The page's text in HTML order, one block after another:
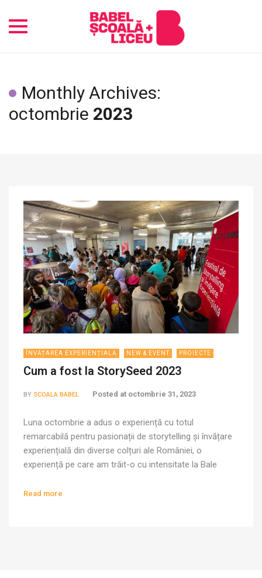
Toggle
Monthly Archives:
octombrie 2023
ÎNVĂȚAREA EXPERIENȚIALĂ NEW & EVENT PROIECTE
Cum a fost la StorySeed 2023
BY SCOALA BABEL Posted at octombrie 31, 2023
Luna octombrie a adus o experiență cu totul
remarcabilă pentru pasionații de storytelling și învățare
experiențială din diverse colțuri ale României, o
experiență pe care am trăit-o cu intensitate la Bale
Storytelling și Învățare Experiențială 2023. În perioada 5-
Read more